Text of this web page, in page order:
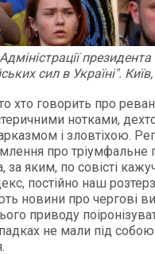
сил в Україні".
хто говорить про
нотками,
і зловтіхою.
про тріумфальне
яким, по совісті
постійно наш
новини про чергові
приводу
не мали під